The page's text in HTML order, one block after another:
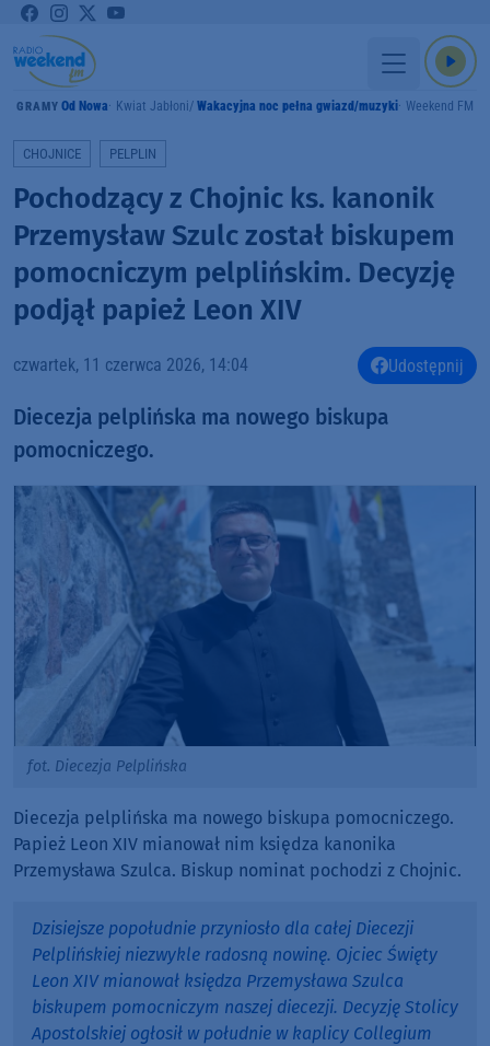
GRAMY Od Nowa Kwiat Jabłoni Wakacyjna noc pełna gwiazd/muzyki Weekend FM
CHOJNICE PELPLIN
Pochodzący z Chojnic ks. kanonik
Przemysław Szulc został biskupem
pomocniczym pelplińskim. Decyzję
podjął papież Leon XIV
czwartek, 11 czerwca 2026, 14:04 Udostępnij
Diecezja pelplińska ma nowego biskupa
pomocniczego.
fot. Diecezja Pelplińska
Diecezja pelplińska ma nowego biskupa pomocniczego.
Papież Leon XIV mianował nim księdza kanonika
Przemysława Szulca. Biskup nominat pochodzi z Chojnic.
Dzisiejsze popołudnie przyniosło dla całej Diecezji
Pelplińskiej niezwykle radosną nowinę. Ojciec Święty
Leon XIV mianował księdza Przemysława Szulca
biskupem pomocniczym naszej diecezji. Decyzję Stolicy
Apostolskiej ogłosił w południe w kaplicy Collegium